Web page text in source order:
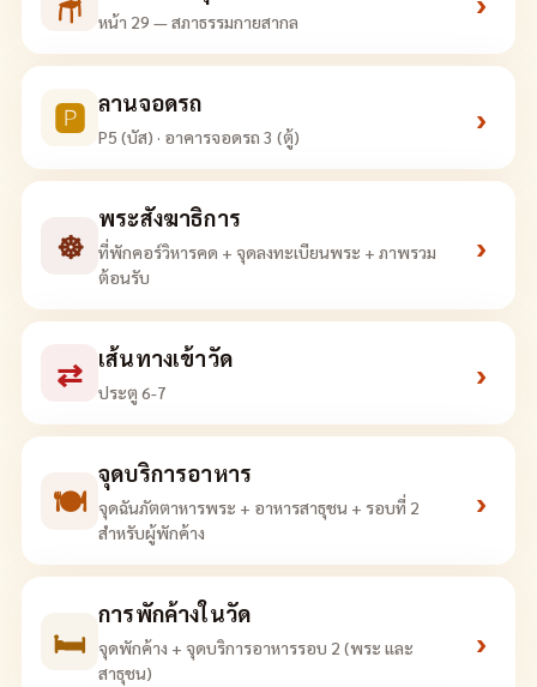
หน้า 29 — สภาธรรมกายสากล
🅿 ลานจอดรถ
P5 (บัส) · อาคารจอดรถ 3 (ตู้) ›
☸
พระสังฆาธิการ
ที่พักคอร์วิหารคด + จุดลงทะเบียนพระ + ภาพรวม
ต้อนรับ
›
⇄ เส้นทางเข้าวัด
ประตู 6-7 ›
🍽
จุดบริการอาหาร
จุดฉันภัตตาหารพระ + อาหารสาธุชน + รอบที่ 2
สำหรับผู้พักค้าง
›
🛏
การพักค้างในวัด
จุดพักค้าง + จุดบริการอาหารรอบ 2 (พระ และ
สาธุชน)
›